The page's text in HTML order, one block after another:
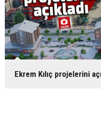
Ekrem Kılıç projelerini